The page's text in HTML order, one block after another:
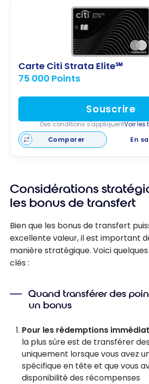
Carte Citi Strata Elite℠
75 000 Points
Souscrire
Des conditions s'appliquentVoir les
Comparer
En
Considérations
les bonus de transfert
Bien que les bonus de transfert
excellente valeur, il est important
manière stratégique. Voici
clés :
Quand transférer des
un bonus
Pour les rédemptions
la plus sûre est de transférer
uniquement lorsque vous avez
spécifique en tête et que vous
disponibilité des récompenses